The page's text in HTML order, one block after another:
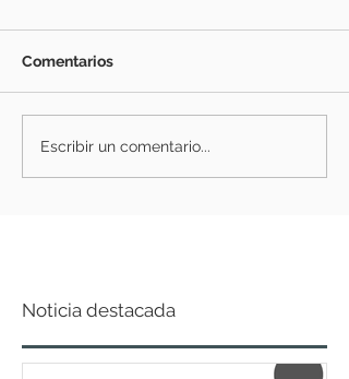
Comentarios
Escribir un comentario...
Noticia destacada